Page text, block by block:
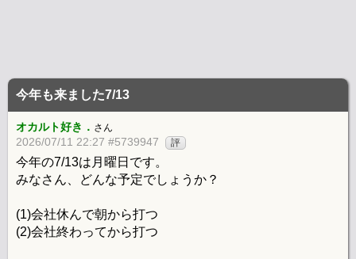
今年も来ました7/13
オカルト好き． さん
2026/07/11 22:27 #5739947 評
今年の7/13は月曜日です。
みなさん、どんな予定でしょうか？
(1)会社休んで朝から打つ
(2)会社終わってから打つ